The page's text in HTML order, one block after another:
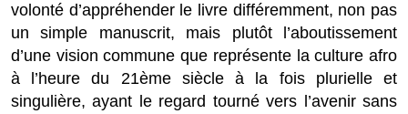
volonté d’appréhender le livre différemment, non pas
un simple manuscrit, mais plutôt l’aboutissement
d’une vision commune que représente la culture afro
à l’heure du 21ème siècle à la fois plurielle et
singulière, ayant le regard tourné vers l’avenir sans